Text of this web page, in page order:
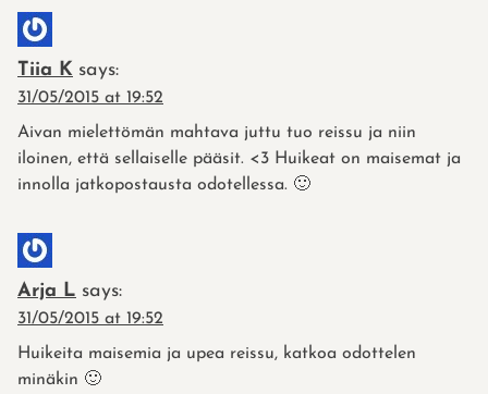
Tiia K says:
31/05/2015 at 19:52
Aivan mielettömän mahtava juttu tuo reissu ja niin
iloinen, että sellaiselle pääsit. <3 Huikeat on maisemat ja
innolla jatkopostausta odotellessa. 🙂
Arja L says:
31/05/2015 at 19:52
Huikeita maisemia ja upea reissu, katkoa odottelen
minäkin 🙂